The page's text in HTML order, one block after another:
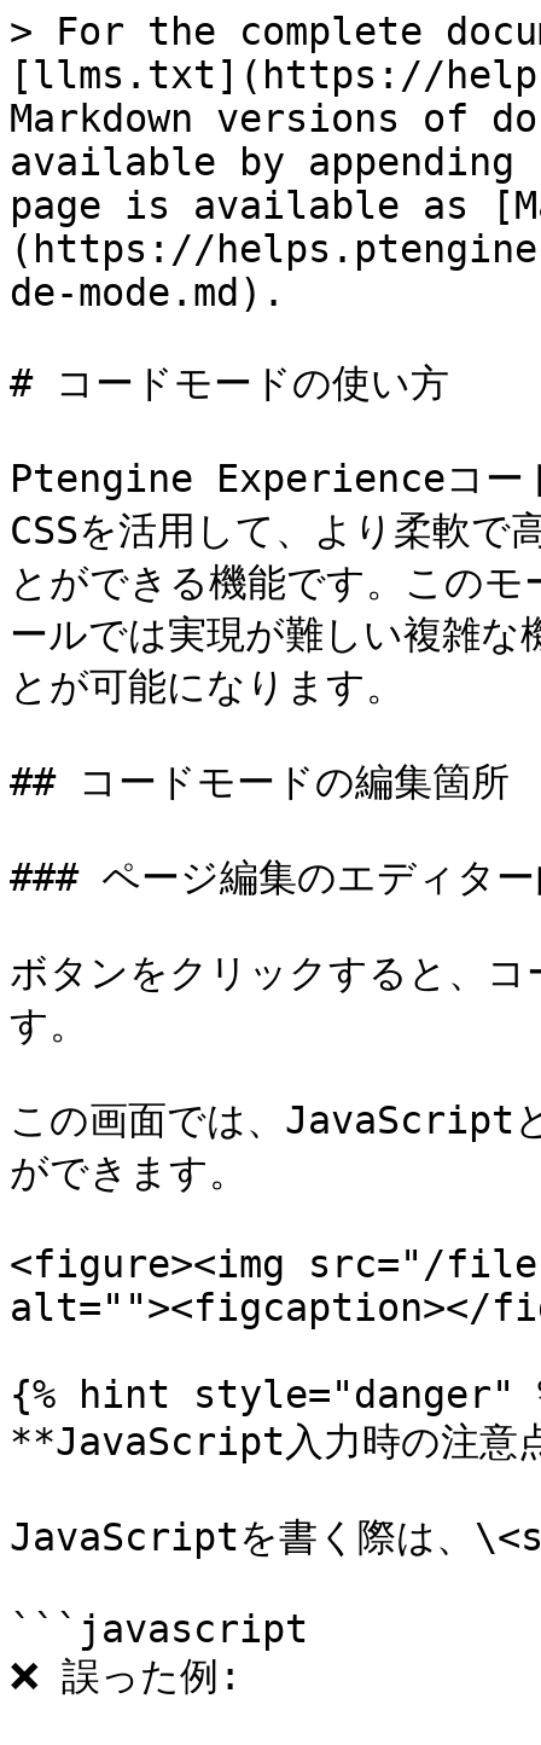
> For the complete
[llms.txt](https://
Markdown versions of
available by
page is available as
(https://
de-mode.md).
# コードモードの使い方
Ptengine Experienceコー
CSSを活用して、より柔軟で
とができる機能です。この
ールでは実現が難しい複雑
とが可能になります。
## コードモードの編集箇所
### ページ編集のエディタ
ボタンをクリックすると、
す。
この画面では、JavaScript
ができます。
<figure><img src="/files/
alt=""><figcaption></
{% hint style="danger"
**JavaScript入力時の注意
JavaScriptを書く際は、
```javascript
❌ 誤った例: